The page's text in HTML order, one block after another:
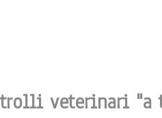
veterinari "a